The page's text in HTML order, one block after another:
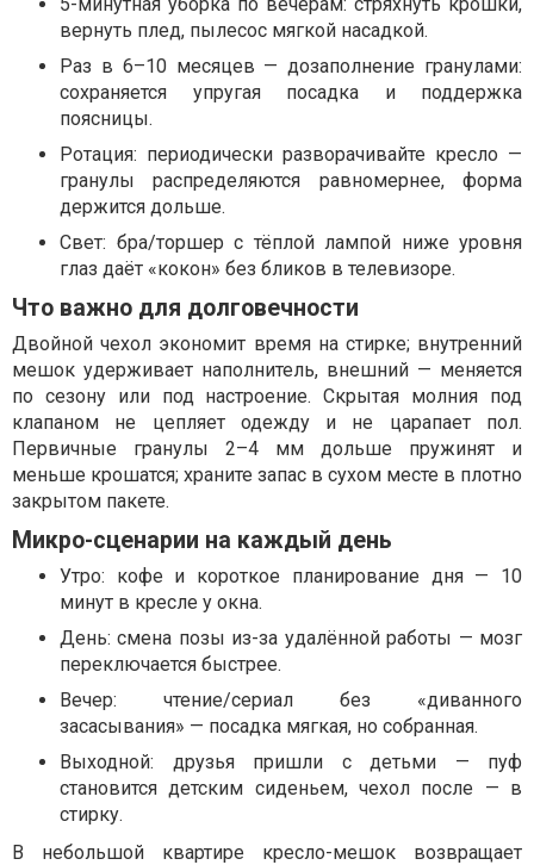
вернуть плед, пылесос мягкой насадкой.
Раз в 6–10 месяцев — дозаполнение гранулами:
сохраняется упругая посадка и поддержка
поясницы.
Ротация: периодически разворачивайте кресло —
гранулы распределяются равномернее, форма
держится дольше.
Свет: бра/торшер с тёплой лампой ниже уровня
глаз даёт «кокон» без бликов в телевизоре.
Что важно для долговечности
Двойной чехол экономит время на стирке; внутренний
мешок удерживает наполнитель, внешний — меняется
по сезону или под настроение. Скрытая молния под
клапаном не цепляет одежду и не царапает пол.
Первичные гранулы 2–4 мм дольше пружинят и
меньше крошатся; храните запас в сухом месте в плотно
закрытом пакете.
Микро-сценарии на каждый день
Утро: кофе и короткое планирование дня — 10
минут в кресле у окна.
День: смена позы из-за удалённой работы — мозг
переключается быстрее.
Вечер: чтение/сериал без «диванного
засасывания» — посадка мягкая, но собранная.
Выходной: друзья пришли с детьми — пуф
становится детским сиденьем, чехол после — в
стирку.
В небольшой квартире кресло-мешок возвращает